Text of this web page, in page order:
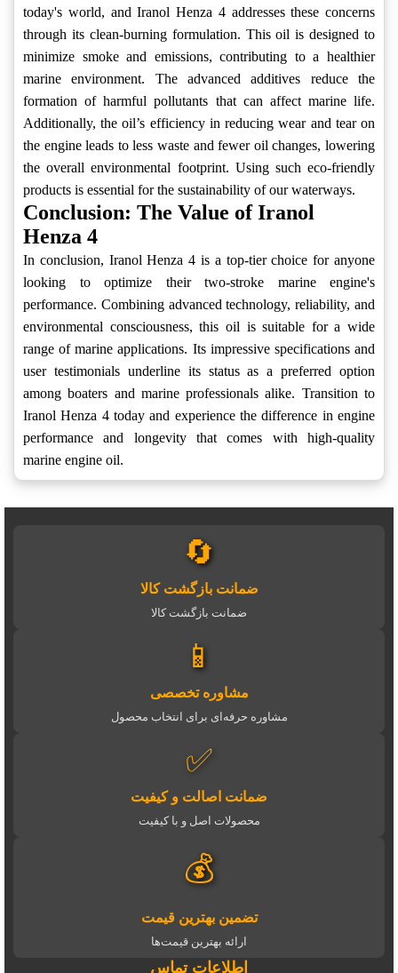
today's world, and Iranol Henza 4 addresses these concerns
through its clean-burning formulation. This oil is designed to
minimize smoke and emissions, contributing to a healthier
marine environment. The advanced additives reduce the
formation of harmful pollutants that can affect marine life.
Additionally, the oil’s efficiency in reducing wear and tear on
the engine leads to less waste and fewer oil changes, lowering
the overall environmental footprint. Using such eco-friendly
products is essential for the sustainability of our waterways.
Conclusion: The Value of Iranol
Henza 4
In conclusion, Iranol Henza 4 is a top-tier choice for anyone
looking to optimize their two-stroke marine engine's
performance. Combining advanced technology, reliability, and
environmental consciousness, this oil is suitable for a wide
range of marine applications. Its impressive specifications and
user testimonials underline its status as a preferred option
among boaters and marine professionals alike. Transition to
Iranol Henza 4 today and experience the difference in engine
performance and longevity that comes with high-quality
marine engine oil.
🔄
ضمانت بازگشت کالا
ضمانت بازگشت کالا
📱
مشاوره تخصصی
مشاوره حرفه‌ای برای انتخاب محصول
✅
ضمانت اصالت و کیفیت
محصولات اصل و با کیفیت
💰
تضمین بهترین قیمت
ارائه بهترین قیمت‌ها
اطلاعات تماس